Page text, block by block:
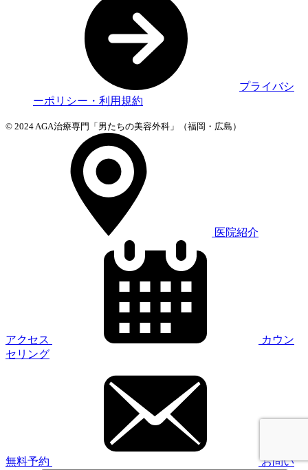
プライバシ
ーポリシー・利用規約
© 2024 AGA治療専門「男たちの美容外科」（福岡・広島）
医院紹介
アクセス
カウン
セリング
無料予約 お問い